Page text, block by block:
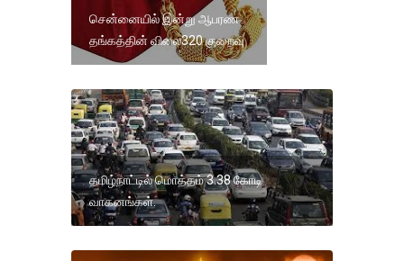
சென்னையில் இன்று ஆபரண
தங்கத்தின் விலை320 குறைவு
தமிழ்நாட்டில் மொத்தம் 3.38 கோடி
வாகனங்கள்.